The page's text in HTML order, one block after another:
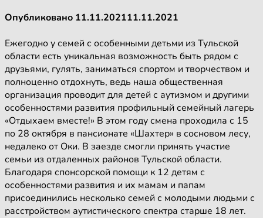
Опубликовано 11.11.202111.11.2021
Ежегодно у семей с особенными детьми из Тульской
области есть уникальная возможность быть рядом с
друзьями, гулять, заниматься спортом и творчеством и
полноценно отдохнуть, ведь наша общественная
организация проводит для детей с аутизмом и другими
особенностями развития профильный семейный лагерь
«Отдыхаем вместе!» В этом году смена проходила с 15
по 28 октября в пансионате «Шахтер» в сосновом лесу,
недалеко от Оки. В заезде смогли принять участие
семьи из отдаленных районов Тульской области.
Благодаря спонсорской помощи к 12 детям с
особенностями развития и их мамам и папам
присоединились несколько семей с молодыми людьми с
расстройством аутистического спектра старше 18 лет.